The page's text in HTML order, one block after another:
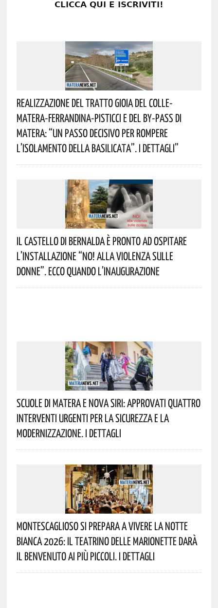
Realizzazione Del Tratto Gioia Del Colle-
Matera-Ferrandina-Pisticci E Del By-Pass Di
Matera: “Un Passo Decisivo Per Rompere
L’isolamento Della Basilicata”. I Dettagli”
Il Castello Di Bernalda È Pronto Ad Ospitare
L’installazione “NO! Alla Violenza Sulle
Donne”. Ecco Quando L’inaugurazione
Scuole Di Matera E Nova Siri: Approvati Quattro
Interventi Urgenti Per La Sicurezza E La
Modernizzazione. I Dettagli
Montescaglioso Si Prepara A Vivere La Notte
Bianca 2026: Il Teatrino Delle Marionette Darà
Il Benvenuto Ai Più Piccoli. I Dettagli